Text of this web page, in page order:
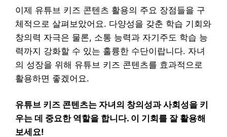
이제 유튜브 키즈 콘텐츠 활용의 주요 장점들을 구
체적으로 살펴보았어요. 다양성을 갖춘 학습 기회와
창의력 자극은 물론, 소통 능력과 자기주도 학습 능
력까지 강화할 수 있는 훌륭한 수단이랍니다. 자녀
의 성장을 위해 유튜브 키즈 콘텐츠를 효과적으로
활용하면 좋겠어요.
유튜브 키즈 콘텐츠는 자녀의 창의성과 사회성을 키
우는 데 중요한 역할을 합니다. 이 기회를 잘 활용해
보세요!